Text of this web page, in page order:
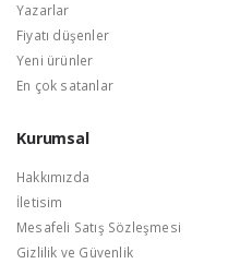
Yazarlar
Fiyatı düşenler
Yeni ürünler
En çok satanlar
Kurumsal
Hakkımızda
İletisim
Mesafeli Satış Sözleşmesi
Gizlilik ve Güvenlik